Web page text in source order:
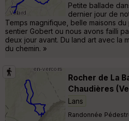
Petite ballade
dernier jour de
Temps magnifique, belle maisons
sentier Gobert ou nous avons failli
deux jour avant. Du land art avec la
du chemin. »
Rocher de La
Chaudières
Lans
Randonnée